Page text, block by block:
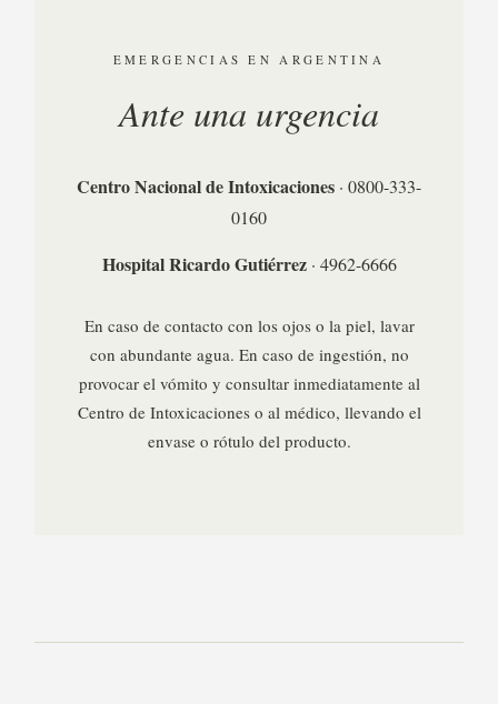
EMERGENCIAS EN ARGENTINA
Ante una urgencia
Centro Nacional de Intoxicaciones · 0800-333-
0160
Hospital Ricardo Gutiérrez· 4962-6666
En caso de contacto con los ojos o la piel, lavar
con abundante agua. En caso de ingestión, no
provocar el vómito y consultar inmediatamente al
Centro de Intoxicaciones o al médico, llevando el
envase o rótulo del producto.